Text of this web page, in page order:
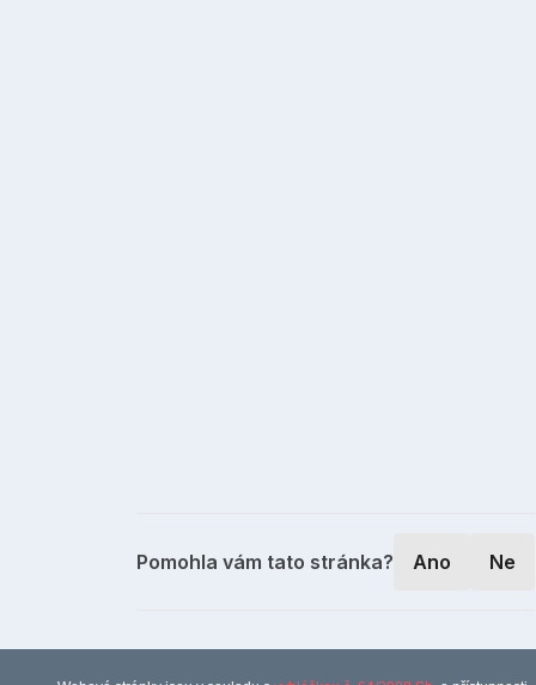
Pomohla vám tato stránka? Ano Ne